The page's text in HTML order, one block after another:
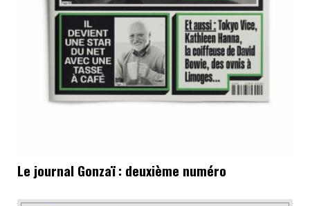
Le journal Gonzaï : deuxième numéro